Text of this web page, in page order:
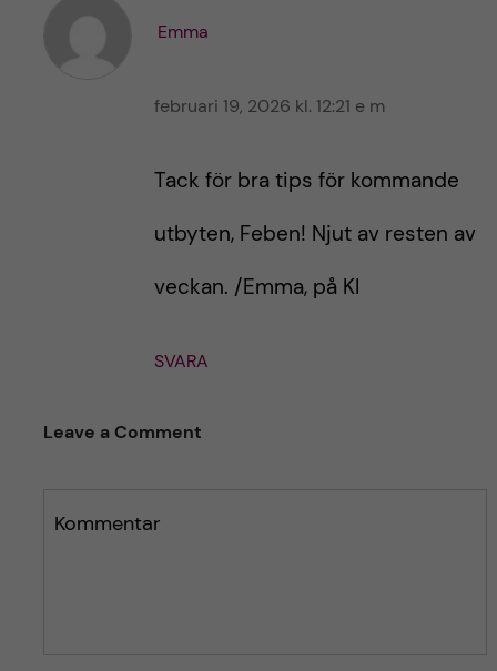
a
r
l
g
t
Emma
februari 19, 2026 kl. 12:21 e m
Tack för bra tips för kommande
utbyten, Feben! Njut av resten av
veckan. /Emma, på KI
SVARA
Leave a Comment
Kommentar